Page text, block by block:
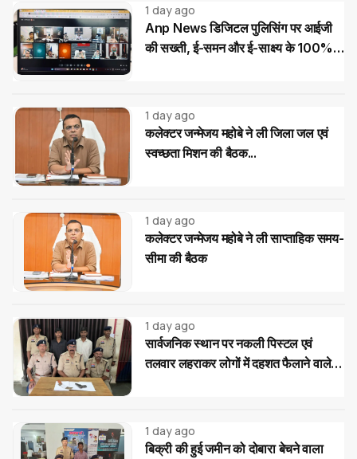
1 day ago
Anp News डिजिटल पुलिसिंग पर आईजी
की सख्ती, ई-समन और ई-साक्ष्य के 100%
1 day ago
कलेक्टर जन्मेजय महोबे ने ली जिला जल एवं
स्वच्छता मिशन की बैठक...
1 day ago
कलेक्टर जन्मेजय महोबे ने ली साप्ताहिक समय-
सीमा की बैठक
1 day ago
सार्वजनिक स्थान पर नकली पिस्टल एवं
तलवार लहराकर लोगों में दहशत फैलाने वाले
1 day ago
बिक्री की हुई जमीन को दोबारा बेचने वाला